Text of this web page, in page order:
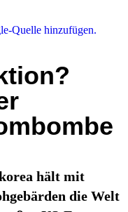
Quelle hinzufügen.
hält mit
die Welt